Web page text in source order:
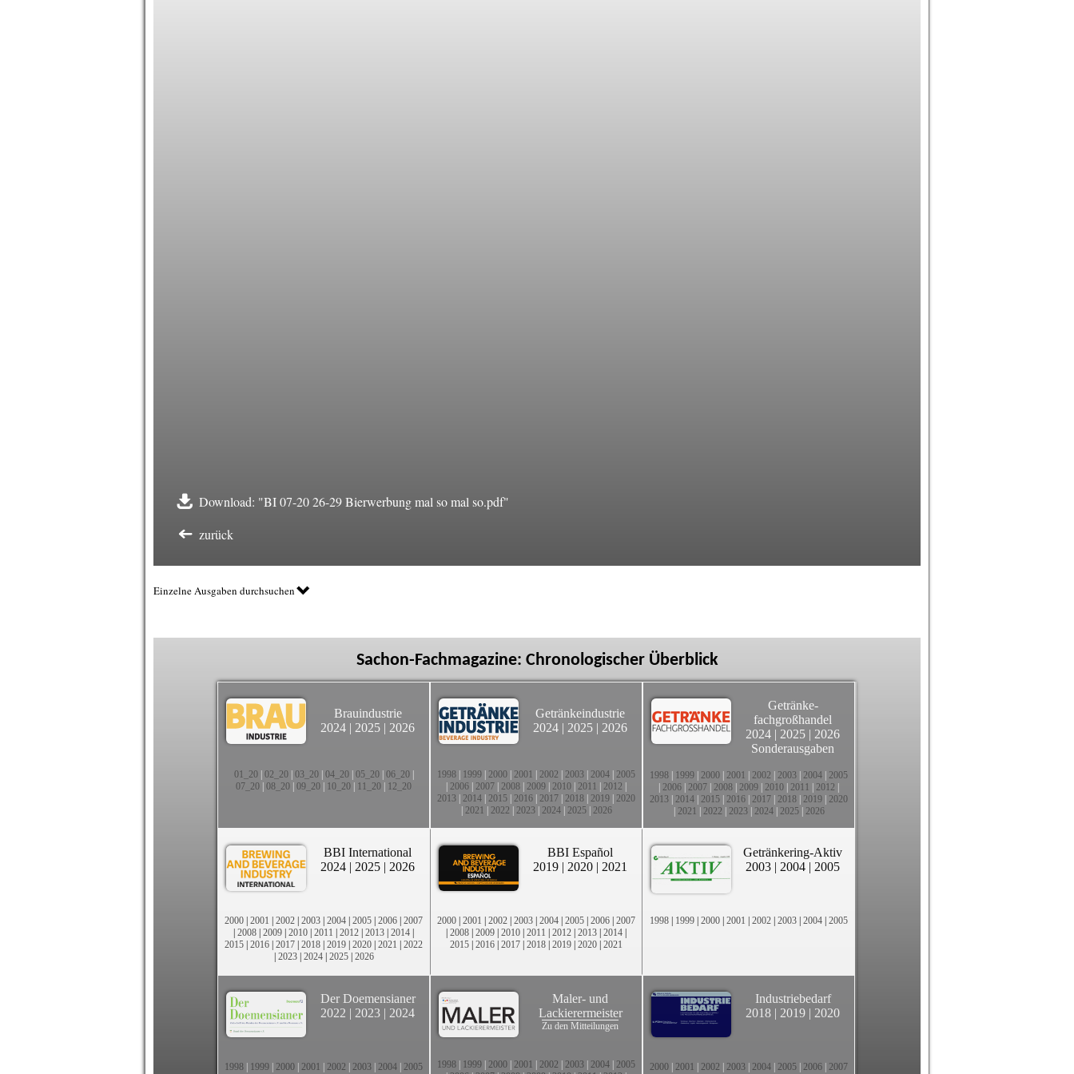
Download: "BI 07-20 26-29 Bierwerbung mal so mal so.pdf"
zurück
Einzelne Ausgaben durchsuchen
Sachon-Fachmagazine: Chronologischer Überblick
Brauindustrie
2024 | 2025 | 2026
01_20| 02_20| 03_20| 04_20| 05_20| 06_20|
07_20 08_20 09_20 10_20 11_20 12_20
Getränkeindustrie
2024 | 2025 | 2026
1998 1999 2000 2001 2002 2003 2004 2005
2006 2007 2008 2009 2010 2011 2012
2013 2014 2015 2016 2017 2018 2019 2020
2021 2022 2023| 2024| 2025| 2026
Getränke-
fachgroßhandel
2024 | 2025 | 2026
Sonderausgaben
1998 1999 2000 2001 2002 2003 2004 2005
2006 2007 2008 2009 2010 2011 2012
2013 2014 2015 2016 2017 2018 2019 2020
2021 2022 2023| 2024| 2025| 2026
BBI International
2024 | 2025 | 2026
2000 | 2001 | 2002 | 2003 | 2004 | 2005 | 2006 | 2007
| 2008 | 2009 | 2010 | 2011 | 2012 | 2013 | 2014 |
2015 | 2016 | 2017 | 2018 | 2019 | 2020 | 2021 | 2022
| 2023| 2024| 2025| 2026
BBI Español
2019 | 2020 | 2021
2000 | 2001 | 2002 | 2003 | 2004 | 2005 | 2006 | 2007
| 2008 | 2009 | 2010 | 2011 | 2012 | 2013 | 2014 |
2015 | 2016 | 2017 | 2018 | 2019 | 2020 | 2021
Getränkering-Aktiv
2003 | 2004 | 2005
1998 | 1999 | 2000 | 2001 | 2002 | 2003 | 2004 | 2005
Der Doemensianer
2022 | 2023 | 2024
1998 1999 2000 2001 2002 2003 2004 2005
Maler- und
Lackierermeister
Zu den Mitteilungen
1998 1999 2000 2001 2002 2003 2004 2005
Industriebedarf
2018 | 2019 | 2020
2000 2001 2002 2003 2004 2005 2006 2007